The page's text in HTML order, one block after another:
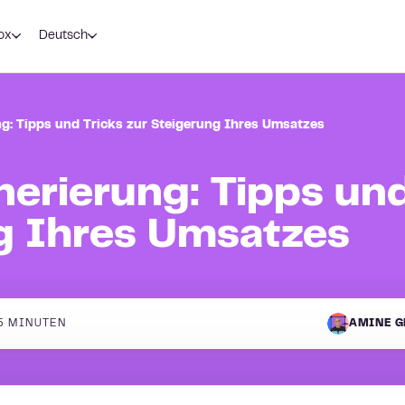
Deutsch
Tipps und Tricks zur Steigerung Ihres Umsatzes
Tipps
Ihres Umsatzes
MINUTEN AMINE